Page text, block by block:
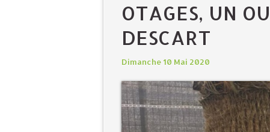
OTAGES, UN
DESCART
Dimanche 10 Mai 2020